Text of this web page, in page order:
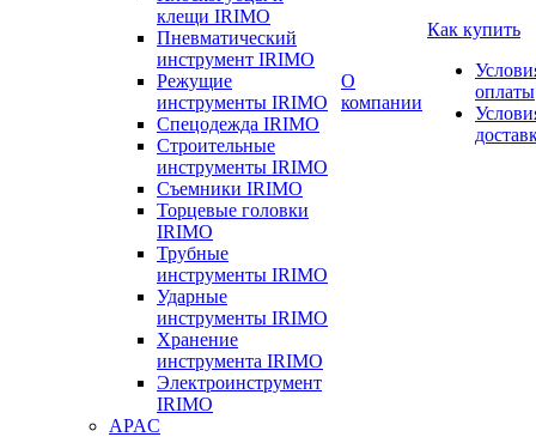
клещи IRIMO
Пневматический
инструмент IRIMO
Режущие
инструменты IRIMO
Спецодежда IRIMO
Строительные
инструменты IRIMO
Съемники IRIMO
Торцевые головки
IRIMO
Трубные
инструменты IRIMO
Ударные
инструменты IRIMO
Хранение
инструмента IRIMO
Электроинструмент
IRIMO
APAC
О
компании
Как купить
оплаты